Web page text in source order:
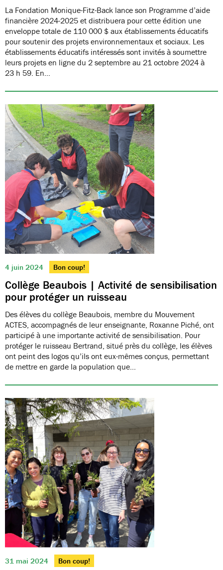
La Fondation Monique-Fitz-Back lance son Programme d’aide
financière 2024-2025 et distribuera pour cette édition une
enveloppe totale de 110 000 $ aux établissements éducatifs
pour soutenir des projets environnementaux et sociaux. Les
établissements éducatifs intéressés sont invités à soumettre
leurs projets en ligne du 2 septembre au 21 octobre 2024 à
23 h 59. En…
4 juin 2024 Bon coup!
Collège Beaubois | Activité de sensibilisation
pour protéger un ruisseau
Des élèves du collège Beaubois, membre du Mouvement
ACTES, accompagnés de leur enseignante, Roxanne Piché, ont
participé à une importante activité de sensibilisation. Pour
protéger le ruisseau Bertrand, situé près du collège, les élèves
ont peint des logos qu’ils ont eux-mêmes conçus, permettant
de mettre en garde la population que…
31 mai 2024 Bon coup!